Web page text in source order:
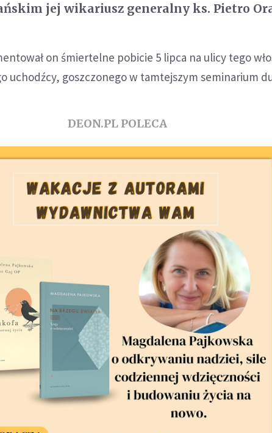
jej wikariusz generalny ks. Pietro
on śmiertelne pobicie 5 lipca na ulicy tego
uchodźcy, goszczonego w tamtejszym seminarium
DEON.PL POLECA